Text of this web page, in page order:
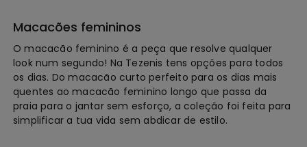
Macacões femininos
O macacão feminino é a peça que resolve qualquer
look num segundo! Na Tezenis tens opções para todos
os dias. Do macacão curto perfeito para os dias mais
quentes ao macacão feminino longo que passa da
praia para o jantar sem esforço, a coleção foi feita para
simplificar a tua vida sem abdicar de estilo.